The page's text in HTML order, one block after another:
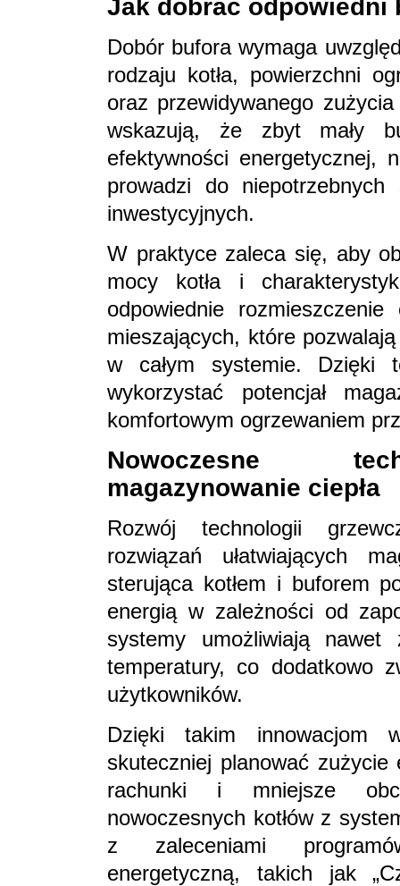
Jak dobrać odpowiedni
Dobór bufora wymaga
rodzaju kotła, powierzchni
oraz przewidywanego
wskazują, że zbyt mały
efektywności energetycznej,
prowadzi do
inwestycyjnych.
W praktyce zaleca się, aby
mocy kotła i
odpowiednie
mieszających, które
w całym systemie. Dzięki
wykorzystać potencjał
komfortowym ogrzewaniem
Nowoczesne
magazynowanie ciepła
Rozwój technologii
rozwiązań ułatwiających
sterująca kotłem i buforem
energią w zależności od
systemy umożliwiają nawet
temperatury, co dodatkowo
użytkowników.
Dzięki takim innowacjom
skuteczniej planować
rachunki i mniejsze
nowoczesnych kotłów z
z zaleceniami
energetyczną, takich jak